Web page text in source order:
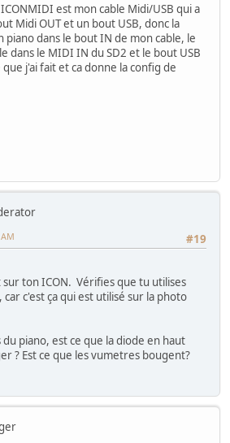
est mon cable Midi/USB qui a
Midi OUT et un bout USB, donc la
dans le bout IN de mon cable, le
dans le MIDI IN du SD2 et le bout USB
j'ai fait et ca donne la config de
#19
sur ton ICON. Vérifies que tu utilises
car c'est ça qui est utilisé sur la photo
piano, est ce que la diode en haut
? Est ce que les vumetres bougent?